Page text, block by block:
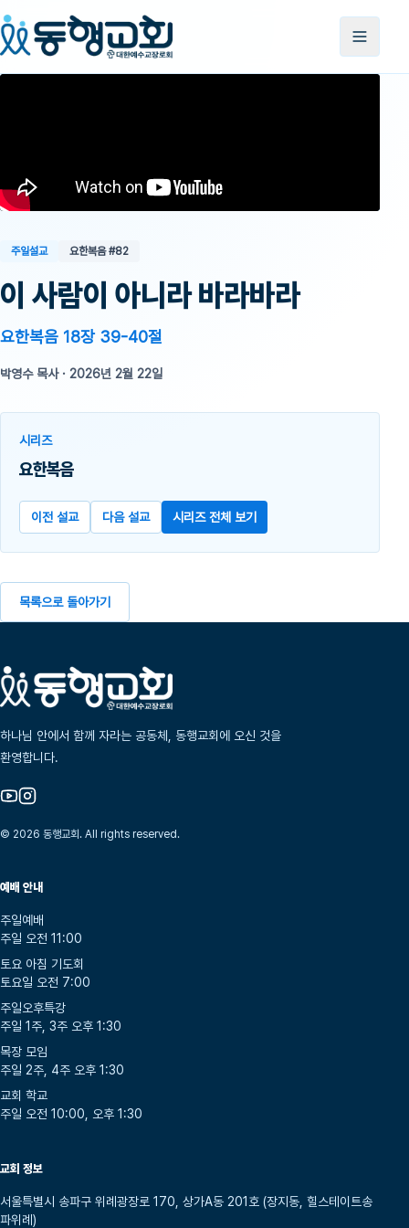
주일설교 요한복음#82
이 사람이 아니라 바라바라
요한복음 18장 39-40절
박영수 목사· 2026년 2월 22일
시리즈
요한복음
이전 설교 다음 설교 시리즈 전체 보기
목록으로 돌아가기
하나님 안에서 함께 자라는 공동체, 동행교회에 오신 것을
환영합니다.
© 2026 동행교회. All rights reserved.
예배 안내
주일예배
주일 오전 11:00
토요 아침 기도회
토요일 오전 7:00
주일오후특강
주일 1주, 3주 오후 1:30
목장 모임
주일 2주, 4주 오후 1:30
교회 학교
주일 오전 10:00, 오후 1:30
교회 정보
서울특별시 송파구 위례광장로 170, 상가A동 201호 (장지동, 힐스테이트송
파위례)